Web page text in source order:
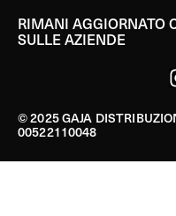
RIMANI AGGIORNATO
SULLE AZIENDE
© 2025 GAJA
00522110048
PRIVACY